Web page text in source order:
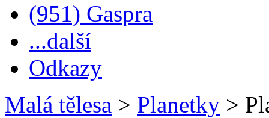
(951) Gaspra
...další
Odkazy
Malá tělesa > Planetky >